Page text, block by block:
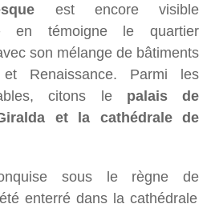
est encore visible
en témoigne le quartier
son mélange de bâtiments
Renaissance. Parmi les
citons lepalais de
et la cathédrale de
sous le règne de
enterré dans la cathédrale